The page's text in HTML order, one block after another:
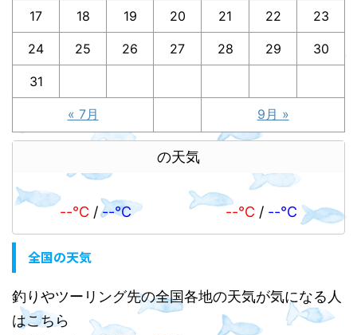
17 18 19 20 21 22 23
24 25 26 27 28 29 30
31
« 7月 9月 »
の天気
--℃ /--℃ --℃ / --℃
全国の天気
釣りやツーリング先の全国各地の天気が気になる人
はこちら